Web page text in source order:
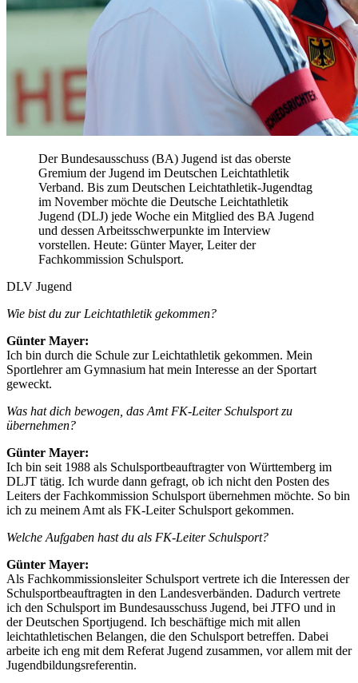
Der Bundesausschuss (BA) Jugend ist das oberste
Gremium der Jugend im Deutschen Leichtathletik
Verband. Bis zum Deutschen Leichtathletik-Jugendtag
im November möchte die Deutsche Leichtathletik
Jugend (DLJ) jede Woche ein Mitglied des BA Jugend
und dessen Arbeitsschwerpunkte im Interview
vorstellen. Heute: Günter Mayer, Leiter der
Fachkommission Schulsport.
DLV Jugend
Wie bist du zur Leichtathletik gekommen?
Günter Mayer:
Ich bin durch die Schule zur Leichtathletik gekommen. Mein
Sportlehrer am Gymnasium hat mein Interesse an der Sportart
geweckt.
Was hat dich bewogen, das Amt FK-Leiter Schulsport zu
übernehmen?
Günter Mayer:
Ich bin seit 1988 als Schulsportbeauftragter von Württemberg im
DLJT tätig. Ich wurde dann gefragt, ob ich nicht den Posten des
Leiters der Fachkommission Schulsport übernehmen möchte. So bin
ich zu meinem Amt als FK-Leiter Schulsport gekommen.
Welche Aufgaben hast du als FK-Leiter Schulsport?
Günter Mayer:
Als Fachkommissionsleiter Schulsport vertrete ich die Interessen der
Schulsportbeauftragten in den Landesverbänden. Dadurch vertrete
ich den Schulsport im Bundesausschuss Jugend, bei JTFO und in
der Deutschen Sportjugend. Ich beschäftige mich mit allen
leichtathletischen Belangen, die den Schulsport betreffen. Dabei
arbeite ich eng mit dem Referat Jugend zusammen, vor allem mit der
Jugendbildungsreferentin.